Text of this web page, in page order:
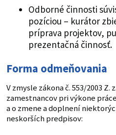
Odborné činnosti
pozíciou – kurátor
príprava projektov,
prezentačná činnosť.
Forma odmeňovania
V zmysle zákona č. 553/2003
zamestnancov pri výkone
a o zmene a doplnení
neskorších predpisov: